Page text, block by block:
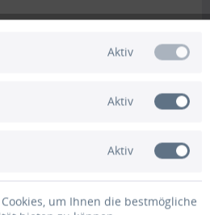
der PVC Plane
Aktiv
Aktiv
Aktiv
um Ihnen die bestmögliche